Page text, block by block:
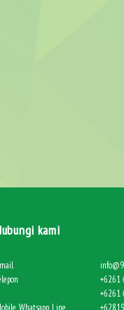
kami
+6261
+6261
Whatsapp, Line